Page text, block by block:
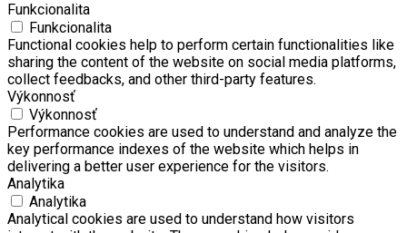
Funkcionalita
Funkcionalita
Functional cookies help to perform certain functionalities like
sharing the content of the website on social media platforms,
collect feedbacks, and other third-party features.
Výkonnosť
Výkonnosť
Performance cookies are used to understand and analyze the
key performance indexes of the website which helps in
delivering a better user experience for the visitors.
Analytika
Analytika
Analytical cookies are used to understand how visitors